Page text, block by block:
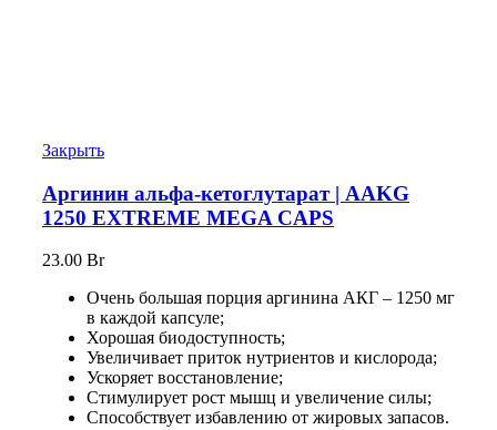
Закрыть
Аргинин альфа-кетоглутарат | AAKG
1250 EXTREME MEGA CAPS
23.00 Br
Очень большая порция аргинина АКГ – 1250 мг
в каждой капсуле;
Хорошая биодоступность;
Увеличивает приток нутриентов и кислорода;
Ускоряет восстановление;
Стимулирует рост мышц и увеличение силы;
Способствует избавлению от жировых запасов.